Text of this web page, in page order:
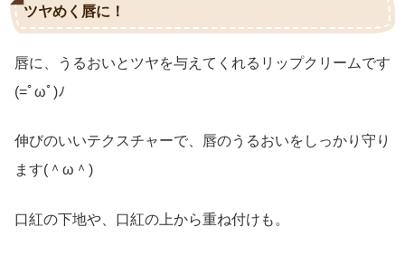
ツヤめく唇に！
唇に、うるおいとツヤを与えてくれるリップクリームです
(=ﾟωﾟ)ﾉ
伸びのいいテクスチャーで、唇のうるおいをしっかり守り
ます(＾ω＾)
口紅の下地や、口紅の上から重ね付けも。